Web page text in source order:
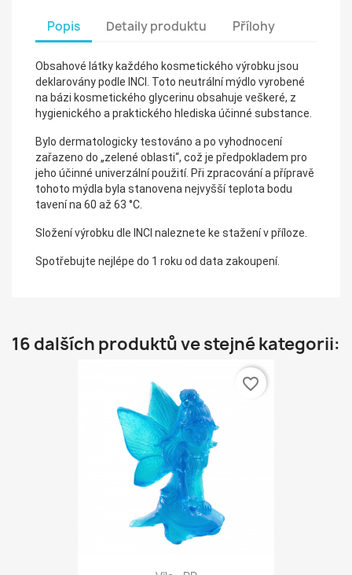
Popis Detaily produktu Přílohy
Obsahové látky každého kosmetického výrobku jsou
deklarovány podle INCI. Toto neutrální mýdlo vyrobené
na bázi kosmetického glycerinu obsahuje veškeré, z
hygienického a praktického hlediska účinné substance.
Bylo dermatologicky testováno a po vyhodnocení
zařazeno do „zelené oblasti“, což je předpokladem pro
jeho účinné univerzální použití. Při zpracování a přípravě
tohoto mýdla byla stanovena nejvyšší teplota bodu
tavení na 60 až 63 °C.
Složení výrobku dle INCI naleznete ke stažení v příloze.
Spotřebujte nejlépe do 1 roku od data zakoupení.
16 dalších produktů ve stejné kategorii:
favorite_border